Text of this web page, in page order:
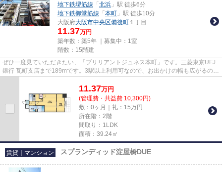
地下鉄堺筋線 「 北浜 」駅 徒歩6分
地下鉄御堂筋線 「 本町 」駅 徒歩10分
大阪府大阪市中央区備後町 １丁目
11.37万円
築年数：築5年 ｜募集中： 1室
階数：15階建
ぜひ一度見ていただきたい、「ブリリアントジュネス本町」です。三菱東京UFJ
銀行 瓦町支店まで189mです。3駅以上利用可なので、お出かけの幅も広がるのが
11.37万円
(管理費・共益費 10,300円)
敷：0ヶ月｜礼：15万円
所在階：2階
間取り：1LDK
面積：39.24㎡
賃貸｜マンション スプランディッド淀屋橋DUE